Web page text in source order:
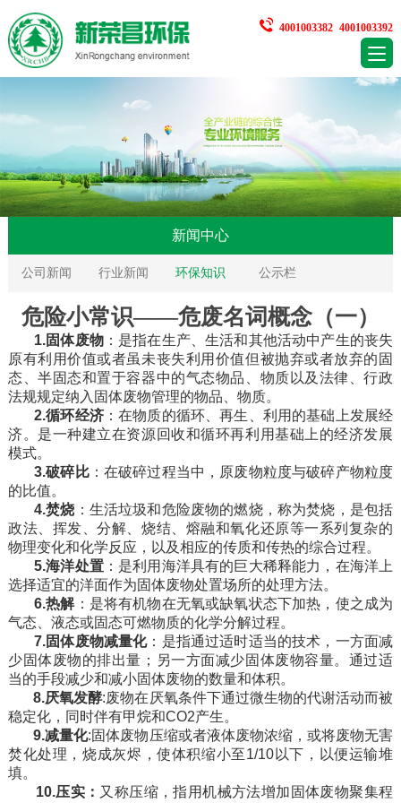
4001003382 4001003392
新闻中心
公司新闻 行业新闻 环保知识 公示栏
危险小常识——危废名词概念（一）
1.固体废物：是指在生产、生活和其他活动中产生的丧失
原有利用价值或者虽未丧失利用价值但被抛弃或者放弃的固
态、半固态和置于容器中的气态物品、物质以及法律、行政
法规规定纳入固体废物管理的物品、物质。
2.循环经济：在物质的循环、再生、利用的基础上发展经
济。是一种建立在资源回收和循环再利用基础上的经济发展
模式。
3.破碎比：在破碎过程当中，原废物粒度与破碎产物粒度
的比值。
4.焚烧 ：生活垃圾和危险废物的燃烧，称为焚烧，是包括
政法、挥发、分解、烧结、熔融和氧化还原等一系列复杂的
物理变化和化学反应，以及相应的传质和传热的综合过程。
5.海洋处置：是利用海洋具有的巨大稀释能力，在海洋上
选择适宜的洋面作为固体废物处置场所的处理方法。
6.热解：是将有机物在无氧或缺氧状态下加热，使之成为
气态、液态或固态可燃物质的化学分解过程。
7.固体废物减量化：是指通过适时适当的技术，一方面减
少固体废物的排出量；另一方面减少固体废物容量。通过适
当的手段减少和减小固体废物的数量和体积。
8.厌氧发酵:废物在厌氧条件下通过微生物的代谢活动而被
稳定化，同时伴有甲烷和CO2产生。
9.减量化:固体废物压缩或者液体废物浓缩，或将废物无害
焚化处理，烧成灰烬，使体积缩小至1/10以下，以便运输堆
填。
10.压实： 又称压缩，指用机械方法增加固体废物聚集程